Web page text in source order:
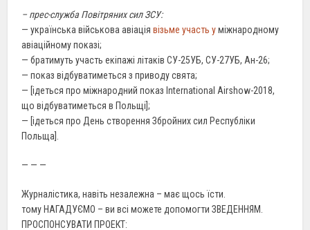
– прес-служба Повітряних сил ЗСУ:
— українська військова авіаціявізьме участь уміжнародному
авіаційному показі;
— братимуть участь екіпажі літаків СУ-25УБ, СУ-27УБ, Ан-26;
— показ відбуватиметься з приводу свята;
— [ідеться про міжнародний показ International Airshow-2018,
що відбуватиметься в Польщі];
— [ідеться про День створення Збройних сил Республіки
Польща].
— — —
Журналістика, навіть незалежна – має щось їсти.
тому НАГАДУЄМО – ви всі можете допомогти ЗВЕДЕННЯМ.
ПРОСПОНСУВАТИ ПРОЕКТ: